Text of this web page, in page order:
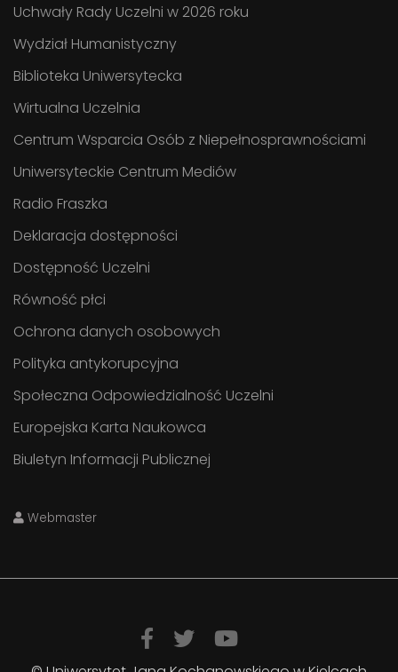
Uchwały Rady Uczelni w 2026 roku
Wydział Humanistyczny
Biblioteka Uniwersytecka
Wirtualna Uczelnia
Centrum Wsparcia Osób z Niepełnosprawnościami
Uniwersyteckie Centrum Mediów
Radio Fraszka
Deklaracja dostępności
Dostępność Uczelni
Równość płci
Ochrona danych osobowych
Polityka antykorupcyjna
Społeczna Odpowiedzialność Uczelni
Europejska Karta Naukowca
Biuletyn Informacji Publicznej
Webmaster